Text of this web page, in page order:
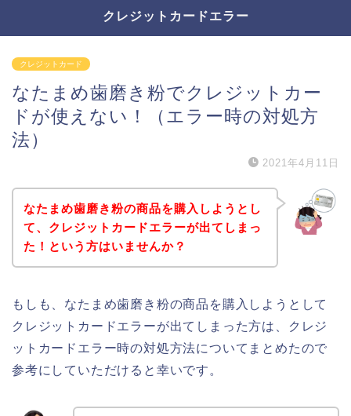
クレジットカードエラー
クレジットカード
なたまめ歯磨き粉でクレジットカー
ドが使えない！（エラー時の対処方
法）
2021年4月11日
なたまめ歯磨き粉の商品を購入しようとし
て、クレジットカードエラーが出てしまっ
た！という方はいませんか？
もしも、なたまめ歯磨き粉の商品を購入しようとして
クレジットカードエラーが出てしまった方は、クレジ
ットカードエラー時の対処方法についてまとめたので
参考にしていただけると幸いです。